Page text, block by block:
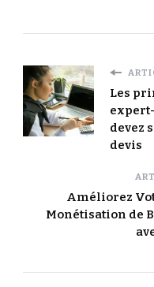
Les
devez
devis
Améliorez
Monétisation de